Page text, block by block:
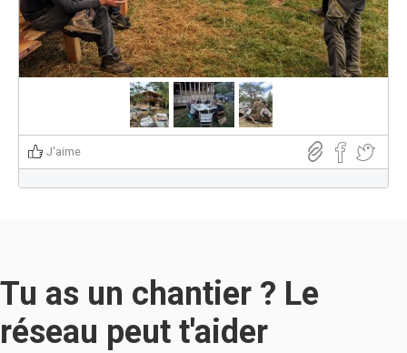
J'aime
Tu as un chantier ? Le
réseau peut t'aider